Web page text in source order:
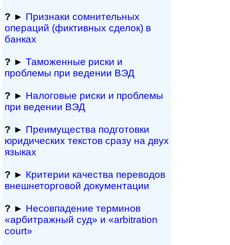
? ► Признаки сомнитель­ных
операций (фиктивных сделок) в
банках
? ► Таможенные риски и
проблемы при ведении ВЭД
? ► Налоговые риски и проблемы
при ведении ВЭД
? ► Преимущества под­гото­вки
юри­ди­чес­ких тек­с­тов сразу на двух
языках
? ► Критерии качества переводов
внешне­тор­го­вой документации
? ► Несовпадение терминов
«арбитражный суд» и «arbitration
court»